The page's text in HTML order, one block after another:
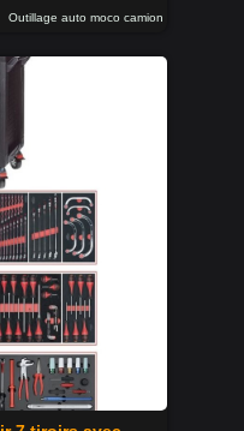
Outillage auto moco camion